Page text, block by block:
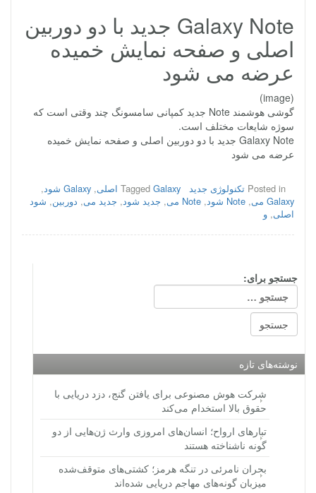
Galaxy Note جدید با دو دوربین
اصلی و صفحه نمایش خمیده
عرضه می شود
(image)
گوشی هوشمند Note جدید کمپانی سامسونگ چند وقتی است که
سوژه شایعات مختلف است.
Galaxy Note جدید با دو دوربین اصلی و صفحه نمایش خمیده
عرضه می شود
Posted in تکنولوژی جدید Tagged Galaxy اصلی , Galaxy شود
,
Galaxy می
, Note شود , Note می , جدید شود, جدید می, دوربین, شود
اصلی, و
جستجو برای:
نوشته‌های تازه
شرکت هوش مصنوعی برای یافتن گنج، دزد دریایی با
حقوق بالا استخدام می‌کند
تبارهای ارواح؛ انسان‌های امروزی وارث ژن‌هایی از دو
گونه ناشناخته هستند
بحران نامرئی در تنگه هرمز؛ کشتی‌های متوقف‌شده
میزبان گونه‌های مهاجم دریایی شده‌اند